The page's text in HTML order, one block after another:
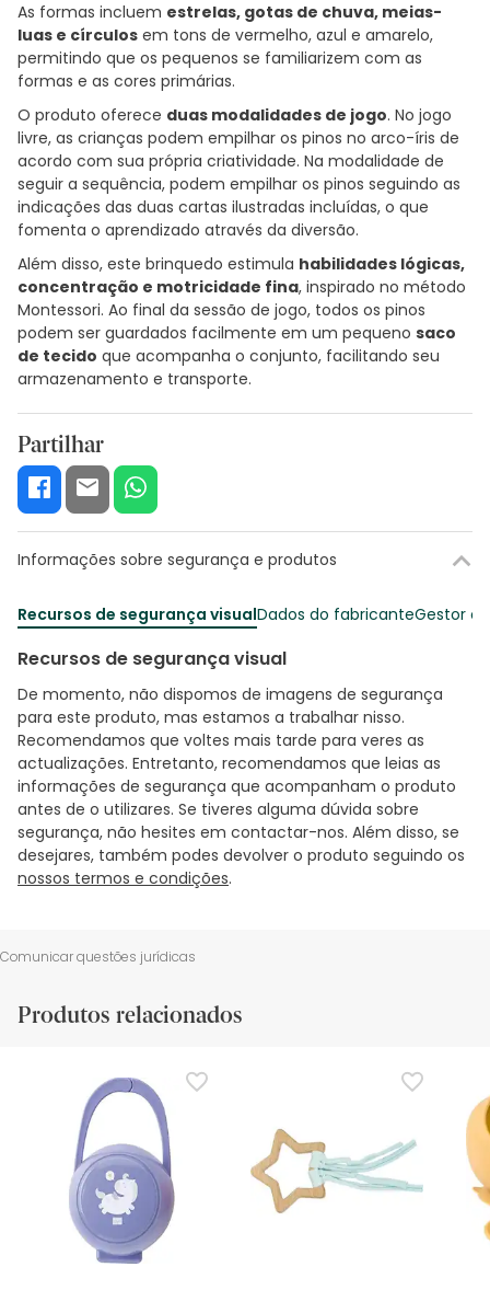
As formas incluem estrelas, gotas de chuva, meias-
luas e círculos em tons de vermelho, azul e amarelo,
permitindo que os pequenos se familiarizem com as
formas e as cores primárias.
O produto oferece duas modalidades de jogo. No jogo
livre, as crianças podem empilhar os pinos no arco-íris de
acordo com sua própria criatividade. Na modalidade de
seguir a sequência, podem empilhar os pinos seguindo as
indicações das duas cartas ilustradas incluídas, o que
fomenta o aprendizado através da diversão.
Além disso, este brinquedo estimula habilidades lógicas,
concentração e motricidade fina, inspirado no método
Montessori. Ao final da sessão de jogo, todos os pinos
podem ser guardados facilmente em um pequeno saco
de tecido que acompanha o conjunto, facilitando seu
armazenamento e transporte.
Partilhar
Informações sobre segurança e produtos
Recursos de segurança visualDados do fabricanteGestor
Recursos de segurança visual
De momento, não dispomos de imagens de segurança
para este produto, mas estamos a trabalhar nisso.
Recomendamos que voltes mais tarde para veres as
actualizações. Entretanto, recomendamos que leias as
informações de segurança que acompanham o produto
antes de o utilizares. Se tiveres alguma dúvida sobre
segurança, não hesites em contactar-nos. Além disso, se
desejares, também podes devolver o produto seguindo os
nossos termos e condições.
Comunicar questões jurídicas
Produtos relacionados